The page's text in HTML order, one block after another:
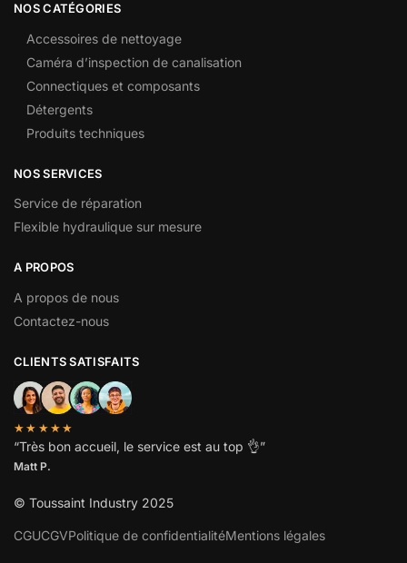
NOS CATÉGORIES
Accessoires de nettoyage
Caméra d’inspection de canalisation
Connectiques et composants
Détergents
Produits techniques
NOS SERVICES
Service de réparation
Flexible hydraulique sur mesure
A PROPOS
A propos de nous
Contactez-nous
CLIENTS SATISFAITS
★★★★★
“Très bon accueil, le service est au top 👌”
Matt P.
© Toussaint Industry 2025
CGUCGVPolitique de confidentialitéMentions légales